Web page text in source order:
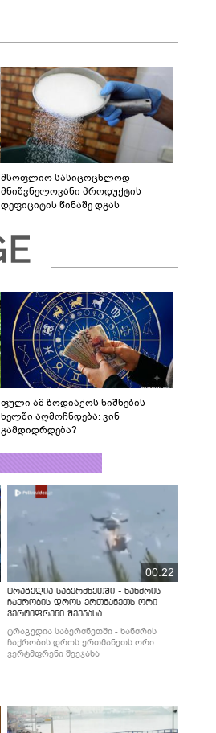
მსოფლიო სასიცოცხლოდ
მნიშვნელოვანი პროდუქტის
დეფიციტის წინაშე დგას
ფული ამ ზოდიაქოს ნიშნების
ხელში აღმოჩნდება: ვინ
გამდიდრდება?
00:22
ტრაგედია საბერძნეთში - ხანძრის
ჩაქრობის დროს ერთმანეთს ორი
ვერტმფრენი შეეჯახა
ტრაგედია საბერძნეთში - ხანძრის
ჩაქრობის დროს ერთმანეთს ორი
ვერტმფრენი შეეჯახა